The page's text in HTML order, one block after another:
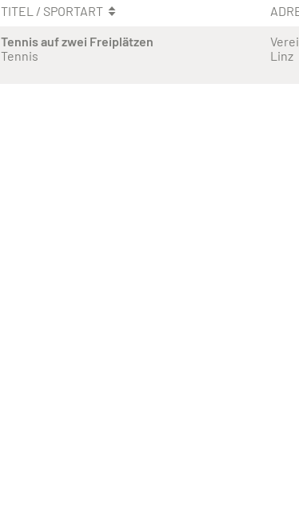
TITEL / SPORTART
Tennis auf zwei Freiplätzen
Tennis
Linz